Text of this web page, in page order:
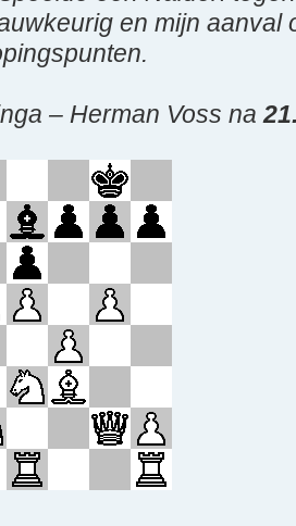
en mijn aanval
– Herman Voss na